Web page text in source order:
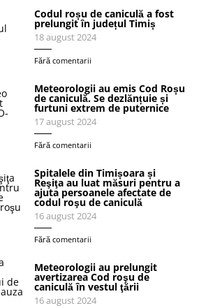
Codul roșu de caniculă a fost
prelungit în județul Timiș
18 august 2024
Fără comentarii
Meteorologii au emis Cod Roșu
de caniculă. Se dezlănțuie și
furtuni extrem de puternice
17 august 2024
Fără comentarii
Spitalele din Timișoara și
Reşiţa au luat măsuri pentru a
ajuta persoanele afectate de
codul roşu de caniculă
16 august 2024
Fără comentarii
Meteorologii au prelungit
avertizarea Cod roşu de
caniculă în vestul ţării
16 august 2024